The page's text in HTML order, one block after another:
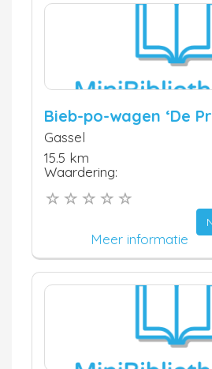
Bieb-po-wagen ‘De
Gassel
15.5 km
Waardering:
Meer informatie